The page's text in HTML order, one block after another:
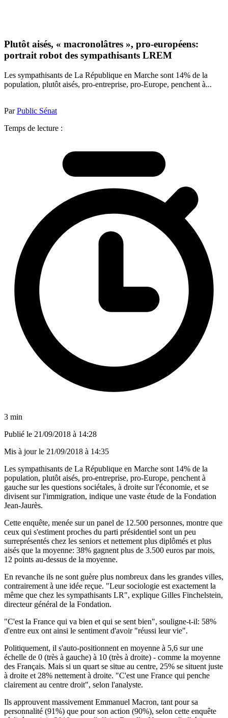
Plutôt aisés, « macronolâtres », pro-européens:
portrait robot des sympathisants LREM
Les sympathisants de La République en Marche sont 14% de la
population, plutôt aisés, pro-entreprise, pro-Europe, penchent à...
ParPublic Sénat
Temps de lecture :
3 min
Publié le 21/09/2018 à 14:28
Mis à jour le 21/09/2018 à 14:35
Les sympathisants de La République en Marche sont 14% de la
population, plutôt aisés, pro-entreprise, pro-Europe, penchent à
gauche sur les questions sociétales, à droite sur l'économie, et se
divisent sur l'immigration, indique une vaste étude de la Fondation
Jean-Jaurès.
Cette enquête, menée sur un panel de 12.500 personnes, montre que
ceux qui s'estiment proches du parti présidentiel sont un peu
surreprésentés chez les seniors et nettement plus diplômés et plus
aisés que la moyenne: 38% gagnent plus de 3.500 euros par mois,
12 points au-dessus de la moyenne.
En revanche ils ne sont guère plus nombreux dans les grandes villes,
contrairement à une idée reçue. "Leur sociologie est exactement la
même que chez les sympathisants LR", explique Gilles Finchelstein,
directeur général de la Fondation.
"C'est la France qui va bien et qui se sent bien", souligne-t-il: 58%
d'entre eux ont ainsi le sentiment d'avoir "réussi leur vie".
Politiquement, il s'auto-positionnent en moyenne à 5,6 sur une
échelle de 0 (très à gauche) à 10 (très à droite) - comme la moyenne
des Français. Mais si un quart se situe au centre, 25% se situent juste
à droite et 28% nettement à droite. "C'est une France qui penche
clairement au centre droit", selon l'analyste.
Ils approuvent massivement Emmanuel Macron, tant pour sa
personnalité (91%) que pour son action (90%), selon cette enquête